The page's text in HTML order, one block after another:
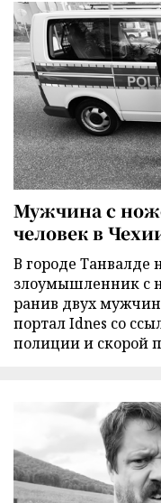
Мужчина с
человек в
В городе Танвалде
злоумышленник с
ранив двух
портал Idnes со
полиции и скорой